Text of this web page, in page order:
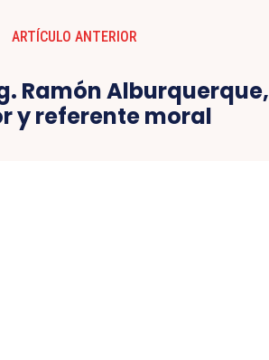
ARTÍCULO ANTERIOR
Ramón Alburquerque,
y referente moral